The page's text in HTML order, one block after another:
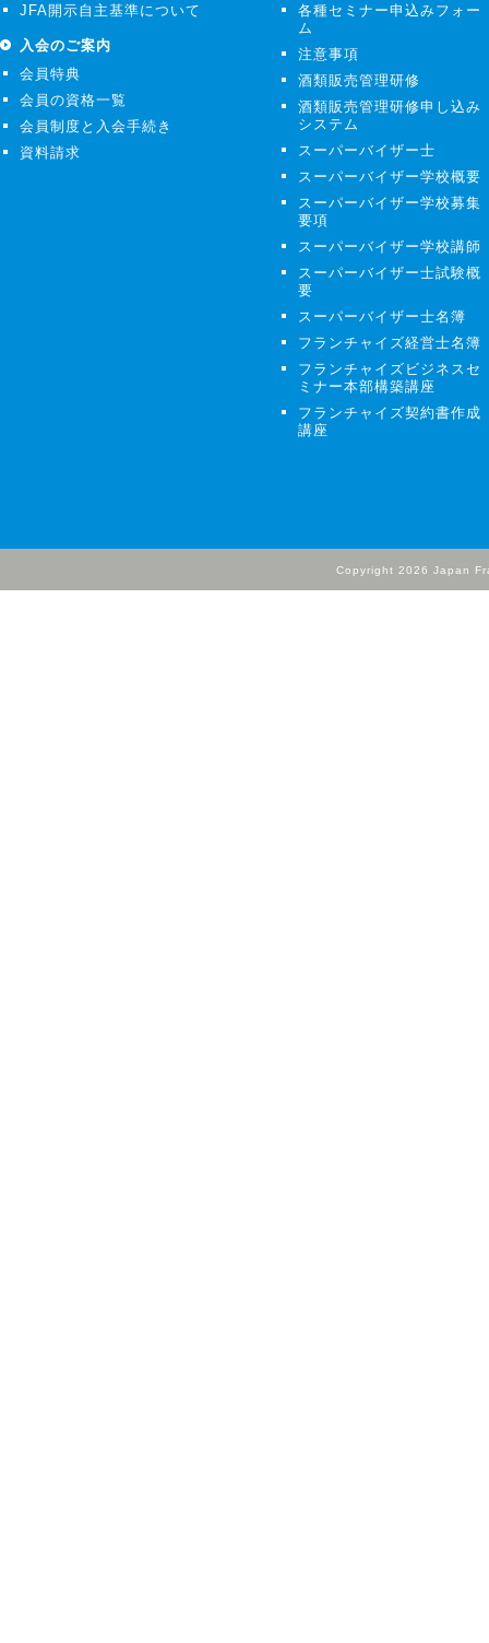
JFA開示自主基準について
入会のご案内
会員特典
会員の資格一覧
会員制度と入会手続き
資料請求
各種セミナー申込みフォー
ム
注意事項
酒類販売管理研修
酒類販売管理研修申し込み
システム
スーパーバイザー士
スーパーバイザー学校概要
スーパーバイザー学校募集
要項
スーパーバイザー学校講師
スーパーバイザー士試験概
要
スーパーバイザー士名簿
フランチャイズ経営士名簿
フランチャイズビジネスセ
ミナー本部構築講座
フランチャイズ契約書作成
講座
Copyright 2026 Japan